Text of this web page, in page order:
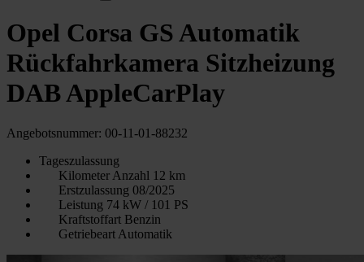
Opel Corsa GS Automatik
Rückfahrkamera Sitzheizung
DAB AppleCarPlay
Angebotsnummer: 00-11-01-88232
Tageszulassung
Kilometer Anzahl 12 km
Erstzulassung 08/2025
Leistung 74 kW / 101 PS
Kraftstoffart Benzin
Getriebeart Automatik